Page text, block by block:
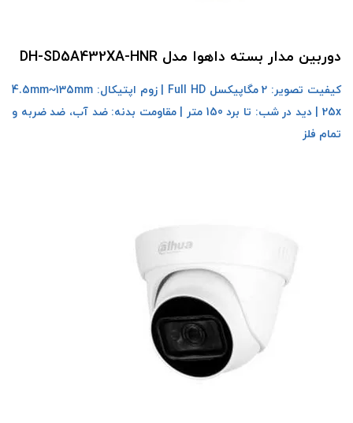
دوربین مدار بسته داهوا مدل DH-SD5A432XA-HNR
کیفیت تصویر: 2 مگاپیکسل Full HD | زوم اپتیکال: 4.5mm~135mm
25x | دید در شب: تا برد 150 متر | مقاومت بدنه: ضد آب، ضد ضربه و
تمام فلز